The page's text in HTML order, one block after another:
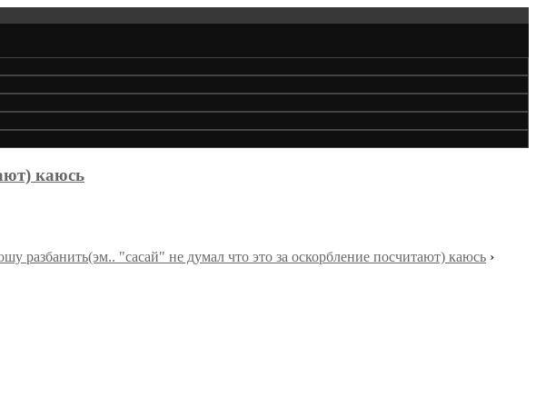
каюсь
разбанить(эм.. "сасай" не думал что это за оскорбление посчитают) каюсь ›